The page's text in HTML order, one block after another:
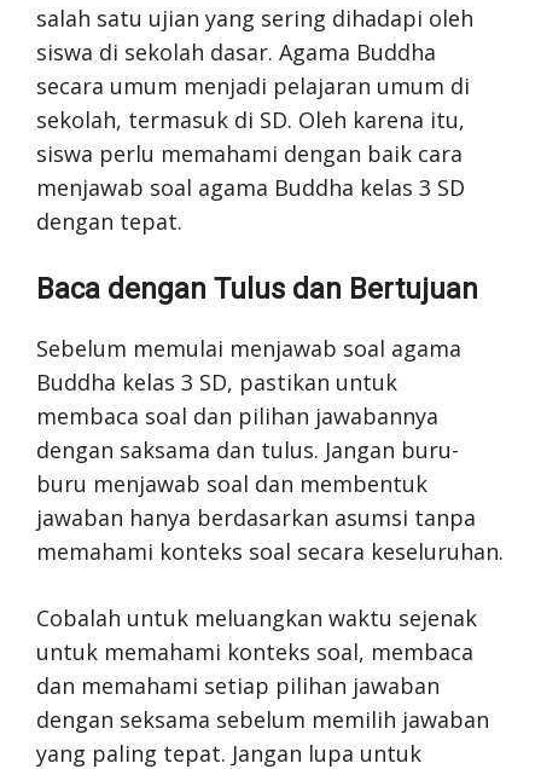
salah satu ujian yang sering dihadapi oleh
siswa di sekolah dasar. Agama Buddha
secara umum menjadi pelajaran umum di
sekolah, termasuk di SD. Oleh karena itu,
siswa perlu memahami dengan baik cara
menjawab soal agama Buddha kelas 3 SD
dengan tepat.
Baca dengan Tulus dan Bertujuan
Sebelum memulai menjawab soal agama
Buddha kelas 3 SD, pastikan untuk
membaca soal dan pilihan jawabannya
dengan saksama dan tulus. Jangan buru-
buru menjawab soal dan membentuk
jawaban hanya berdasarkan asumsi tanpa
memahami konteks soal secara keseluruhan.
Cobalah untuk meluangkan waktu sejenak
untuk memahami konteks soal, membaca
dan memahami setiap pilihan jawaban
dengan seksama sebelum memilih jawaban
yang paling tepat. Jangan lupa untuk